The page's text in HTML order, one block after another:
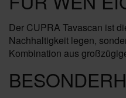
Der CUPRA Tavascan ist
Nachhaltigkeit legen,
Kombination aus